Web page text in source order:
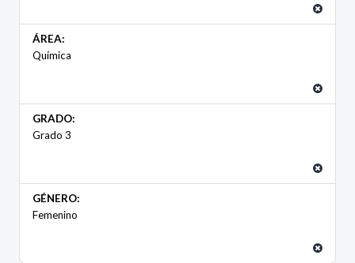
ÁREA:
Química
GRADO:
Grado 3
GÉNERO:
Femenino